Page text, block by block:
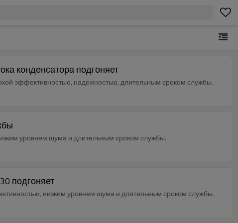
конденсатора подгоняет
эффективностью, надежностью, длительным сроком службы.
уровнем шума и длительным сроком службы.
подгоняет
низким уровнем шума и длительным сроком службы.